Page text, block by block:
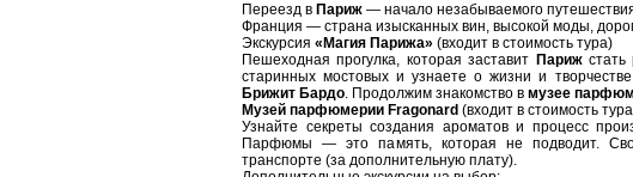
Переезд в Париж — начало незабываемого
Франция — страна изысканных вин, высокой моды,
Экскурсия «Магия Парижа» (входит в стоимость тура)
Пешеходная прогулка, которая заставит Парижстать
старинных мостовых и узнаете о жизни и творчестве
Брижит Бардо. Продолжим знакомство в музее
Музей парфюмерии Fragonard (входит в стоимость
Узнайте секреты создания ароматов и процесс
Парфюмы — это память, которая не подводит.
транспорте (за дополнительную плату).